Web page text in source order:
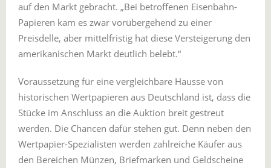
auf den Markt gebracht. „Bei betroffenen Eisenbahn-
Papieren kam es zwar vorübergehend zu einer
Preisdelle, aber mittelfristig hat diese Versteigerung den
amerikanischen Markt deutlich belebt.“
Voraussetzung für eine vergleichbare Hausse von
historischen Wertpapieren aus Deutschland ist, dass die
Stücke im Anschluss an die Auktion breit gestreut
werden. Die Chancen dafür stehen gut. Denn neben den
Wertpapier-Spezialisten werden zahlreiche Käufer aus
den Bereichen Münzen, Briefmarken und Geldscheine